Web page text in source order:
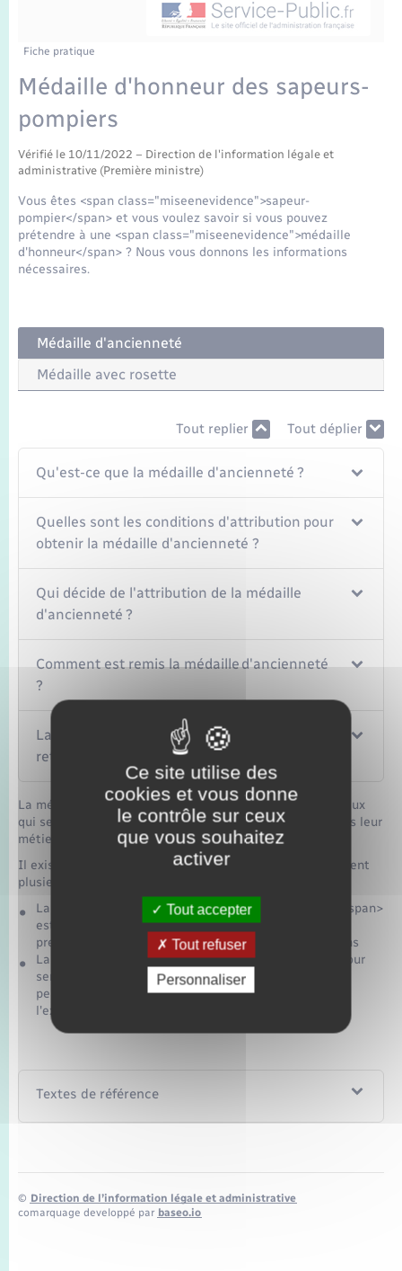
Mariage – PACS
Parrainage civil
Recensement
Fiche pratique
Médaille d'honneur des sapeurs-
pompiers
Vérifié le 10/11/2022 – Direction de l'information légale et
administrative (Première ministre)
Vous êtes <span class="miseenevidence">sapeur-
pompier</span> et vous voulez savoir si vous pouvez
prétendre à une <span class="miseenevidence">médaille
d'honneur</span> ? Nous vous donnons les informations
nécessaires.
Médaille d'ancienneté
Médaille avec rosette
Tout replier Tout déplier
Qu'est-ce que la médaille d'ancienneté ?
Quelles sont les conditions d'attribution pour
obtenir la médaille d'ancienneté ?
Qui décide de l'attribution de la médaille
d'ancienneté ?
Comment est remis la médaille d'ancienneté
?
La médaille d'ancienneté peut-elle vous être
retirée ?
La médaille des sapeurs-pompiers vise à récompenser ceux
qui se sont particulièrement distingués et impliqués dans leur
métier.
Il existe 2 médailles d'honneur qui elles-mêmes comportent
plusieurs échelons :
La <span class="expression">médaille d'ancienneté</span>
est attribuée à une personne qui a constamment fait
preuve de dévouement dans l'exercice de ses fonctions
La <span class="expression">médaille avec rosette pour
services exceptionnels</span> est attribuée à une
personne qui s'est particulièrement distinguée dans
l'exercice de ses fonctions.
Textes de référence
© Direction de l’information légale et administrative
comarquage developpé par baseo.io
Ce site utilise des
cookies et vous donne
le contrôle sur ceux
que vous souhaitez
activer
Tout accepter
Tout refuser
Personnaliser